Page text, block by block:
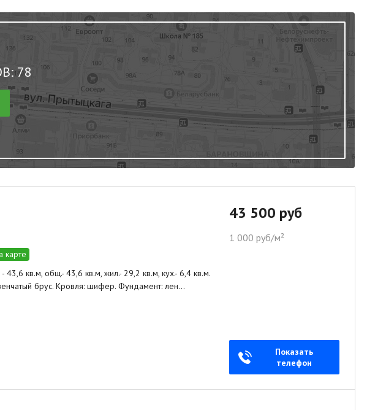
78
карте
кв.м, общ.- 43,6 кв.м, жил.- 29,2 кв.м, кух.- 6,4 кв.м.
брус. Кровля: шифер. Фундамент: лен…
43 500 руб
1 000 руб/м²
Показать
телефон